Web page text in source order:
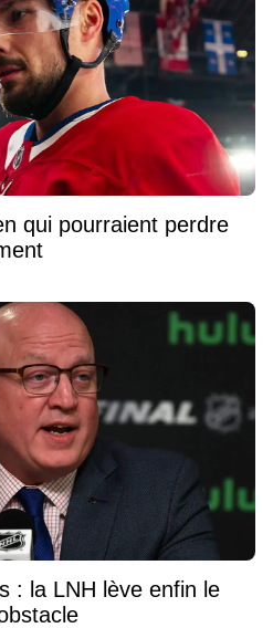
qui pourraient perdre
: la LNH lève enfin le